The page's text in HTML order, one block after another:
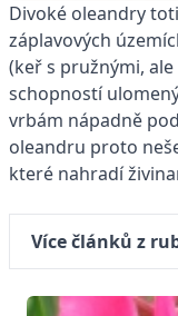
Divoké oleandry
záplavových
(keř s pružnými,
schopností
vrbám ná­padně
oleandru proto
které nahradí
Více článků z